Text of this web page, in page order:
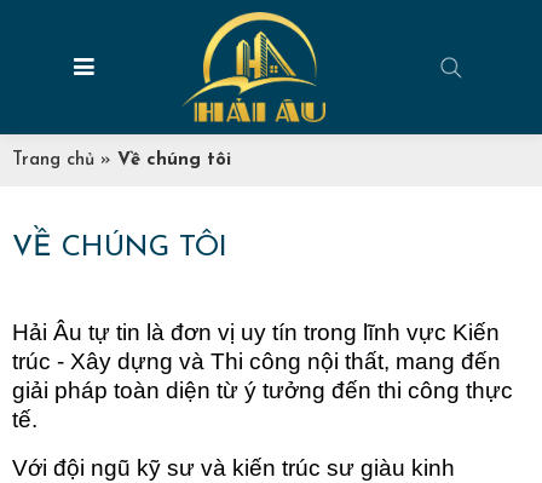
Trang chủ » Về chúng tôi
VỀ CHÚNG TÔI
Hải Âu tự tin là đơn vị uy tín trong lĩnh vực Kiến
trúc - Xây dựng và Thi công nội thất, mang đến
giải pháp toàn diện từ ý tưởng đến thi công thực
tế.
Với đội ngũ kỹ sư và kiến trúc sư giàu kinh